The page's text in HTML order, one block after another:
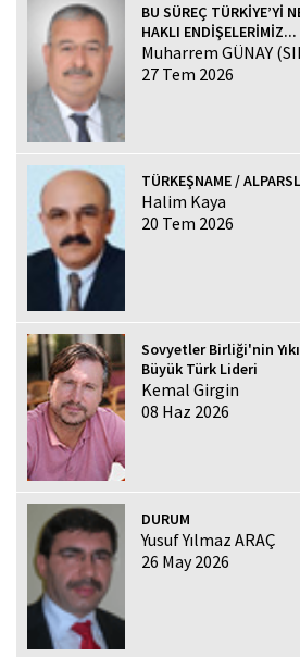
BU SÜREÇ TÜRKİYE’Yİ
HAKLI ENDİŞELERİMİZ...
Muharrem GÜNAY
27 Tem 2026
TÜRKEŞNAME /
Halim Kaya
20 Tem 2026
Sovyetler Birliği'nin
Büyük Türk Lideri
Kemal Girgin
08 Haz 2026
DURUM
Yusuf Yılmaz ARAÇ
26 May 2026